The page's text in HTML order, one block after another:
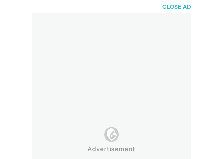
CLOSE AD